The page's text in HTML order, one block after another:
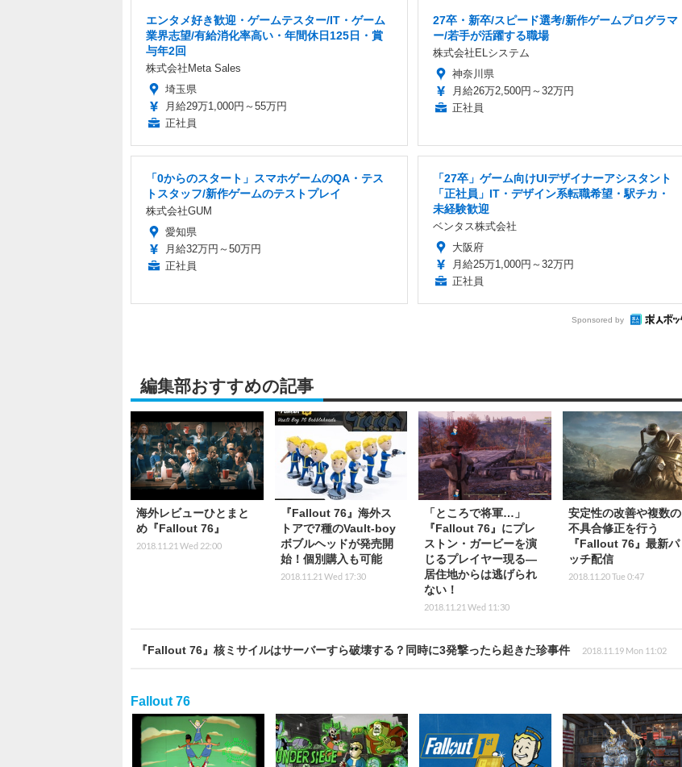
エンタメ好き歓迎・ゲームテスター/IT・ゲーム
業界志望/有給消化率高い・年間休日125日・賞
与年2回
株式会社Meta Sales
埼玉県
月給29万1,000円～55万円
正社員
27卒・新卒/スピード選考/新作ゲームプログラマ
ー/若手が活躍する職場
株式会社ELシステム
神奈川県
月給26万2,500円～32万円
正社員
「0からのスタート」スマホゲームのQA・テス
トスタッフ/新作ゲームのテストプレイ
株式会社GUM
愛知県
月給32万円～50万円
正社員
「27卒」ゲーム向けUIデザイナーアシスタント
「正社員」IT・デザイン系転職希望・駅チカ・
未経験歓迎
ベンタス株式会社
大阪府
月給25万1,000円～32万円
正社員
Sponsored by
編集部おすすめの記事
海外レビューひとまと
め『Fallout 76』
2018.11.21 Wed 22:00
『Fallout 76』海外ス
トアで7種のVault-boy
ボブルヘッドが発売開
始！個別購入も可能
2018.11.21 Wed 17:30
「ところで将軍…」
『Fallout 76』にプレ
ストン・ガービーを演
じるプレイヤー現る―
居住地からは逃げられ
ない！
2018.11.21 Wed 11:30
安定性の改善や複数の
不具合修正を行う
『Fallout 76』最新パ
ッチ配信
2018.11.20 Tue 0:47
『Fallout 76』核ミサイルはサーバーすら破壊する？同時に3発撃ったら起きた珍事件 2018.11.19 Mon 11:02
Fallout 76